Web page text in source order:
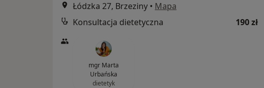
Łódzka 27, Brzeziny • Mapa
Konsultacja dietetyczna
190 zł
mgr Marta
Urbańska
dietetyk